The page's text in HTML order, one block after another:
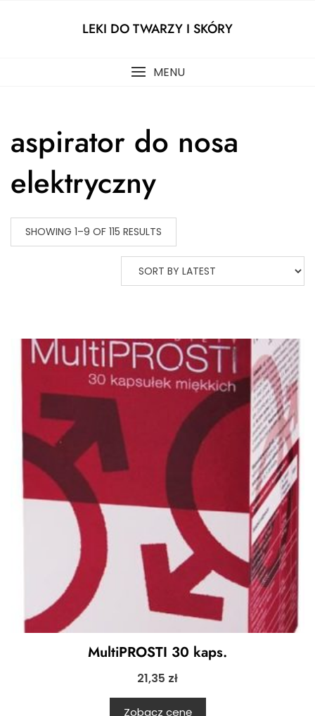
LEKI DO TWARZY I SKÓRY
MENU
aspirator do nosa
elektryczny
SHOWING 1–9 OF 115 RESULTS
MultiPROSTI 30 kaps.
21,35 zł
Zobacz cenę